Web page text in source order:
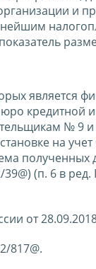
и
является
№ 9
на
полученных
(п. 6 в
от
817@.